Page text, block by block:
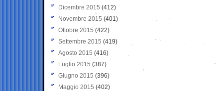
Dicembre 2015 (412)
Novembre 2015 (401)
Ottobre 2015 (422)
Settembre 2015 (419)
Agosto 2015 (416)
Luglio 2015 (387)
Giugno 2015 (396)
Maggio 2015 (402)